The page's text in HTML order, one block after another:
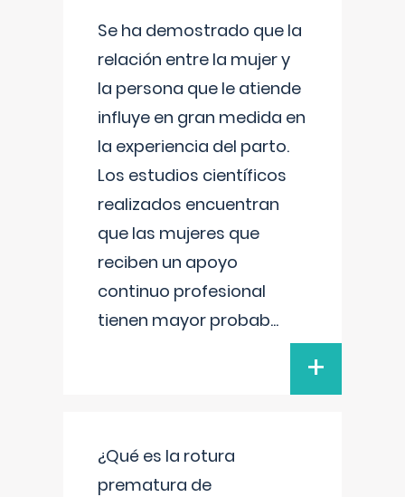
Se ha demostrado que la
relación entre la mujer y
la persona que le atiende
influye en gran medida en
la experiencia del parto.
Los estudios científicos
realizados encuentran
que las mujeres que
reciben un apoyo
continuo profesional
tienen mayor probab...
+
¿Qué es la rotura
prematura de